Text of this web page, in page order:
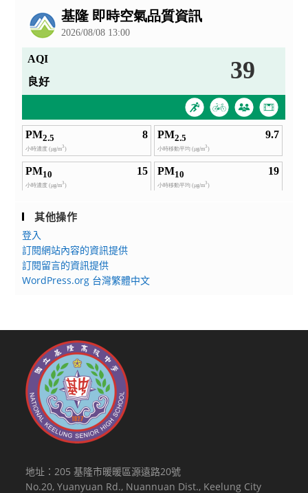
其他操作
登入
訂閱網站內容的資訊提供
訂閱留言的資訊提供
WordPress.org 台灣繁體中文
地址：205 基隆市暖暖區源遠路20號
No.20, Yuanyuan Rd., Nuannuan Dist., Keelung City